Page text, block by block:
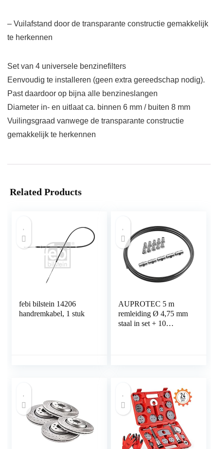
– Vuilafstand door de transparante constructie gemakkelijk
te herkennen
Set van 4 universele benzinefilters
Eenvoudig te installeren (geen extra gereedschap nodig).
Past daardoor op bijna alle benzineslangen
Diameter in- en uitlaat ca. binnen 6 mm / buiten 8 mm
Vuilingsgraad vanwege de transparante constructie
gemakkelijk te herkennen
Related Products
febi bilstein 14206
handremkabel, 1 stuk
AUPROTEC 5 m
remleiding Ø 4,75 mm
staal in set + 10